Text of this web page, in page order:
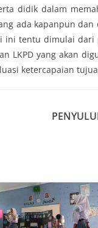
didik dalam
ada kapanpun
ini tentu dimulai
LKPD yang akan
ketercapaian